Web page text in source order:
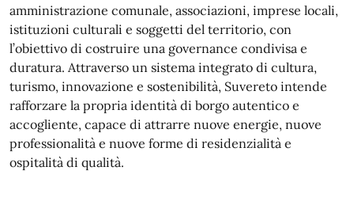
amministrazione comunale, associazioni, imprese locali,
istituzioni culturali e soggetti del territorio, con
l’obiettivo di costruire una governance condivisa e
duratura. Attraverso un sistema integrato di cultura,
turismo, innovazione e sostenibilità, Suvereto intende
rafforzare la propria identità di borgo autentico e
accogliente, capace di attrarre nuove energie, nuove
professionalità e nuove forme di residenzialità e
ospitalità di qualità.